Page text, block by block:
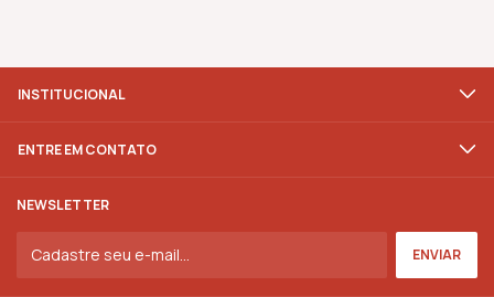
INSTITUCIONAL
ENTRE EM CONTATO
NEWSLETTER